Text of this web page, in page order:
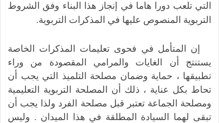
التي تلعب دورا هاما في إنجاز هذا البناء وفق الشروط
التربوية المنصوص عليها في المذكرات التربوية.
إن المتأمل في فحوى تعليمات المذكرات الخاصة
يستنتج أن الغايات والمرامي المقصودة من وراء
تطبيقها ، حماية وضمان مصلحة التلميذ التي يجب أن
تحاط بكل عناية ، ذلك أن المصلحة التربوية التعليمية
ومصلحة الجماعة تعتبر قبل مصلحة الفرد ولذا يجب أن
تبقى لهما السيادة المطلقة في هذا الميدان . وليس